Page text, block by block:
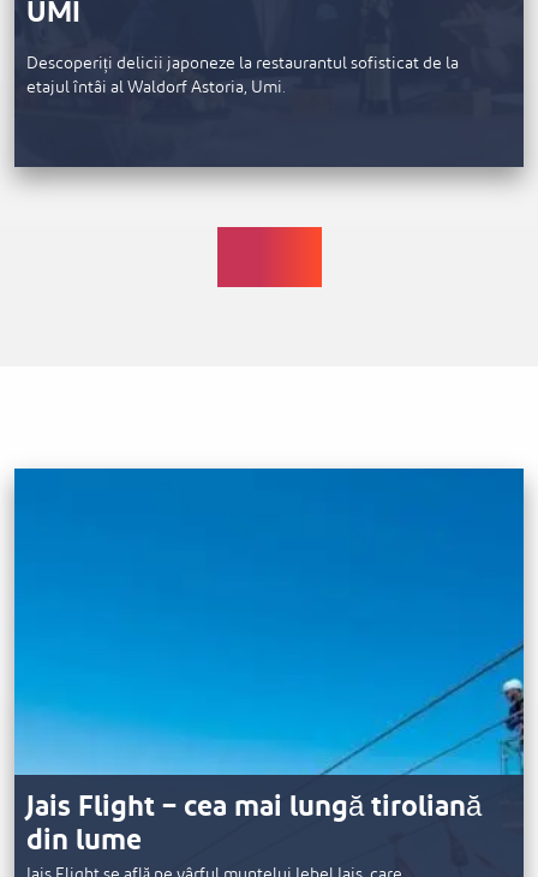
UMI
Descoperiți delicii japoneze la restaurantul sofisticat de la
etajul întâi al Waldorf Astoria, Umi.
Jais Flight – cea mai lungă tiroliană
din lume